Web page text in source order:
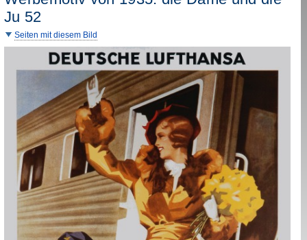
Ju 52
Seiten mit diesem Bild